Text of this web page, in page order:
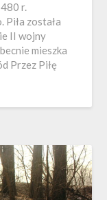
r.
Piła została
II wojny
mieszka
Przez Piłę